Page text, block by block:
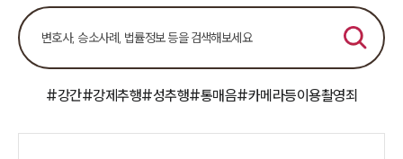
#강간#강제추행#성추행#통매음#카메라등이용촬영죄